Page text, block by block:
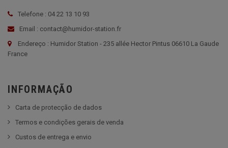
Telefone : 04 22 13 10 93
Email : contact@humidor-station.fr
Endereço : Humidor Station - 235 allée Hector Pintus 06610 La Gaude
France
INFORMAÇÃO
Carta de protecção de dados
Termos e condições gerais de venda
Custos de entrega e envio